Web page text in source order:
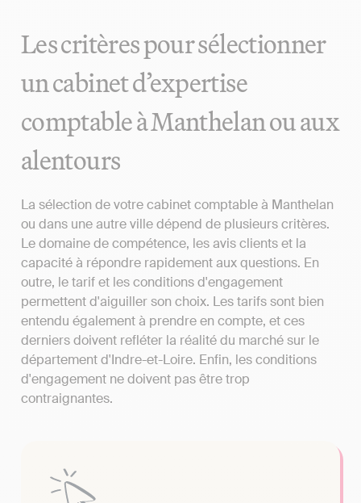
Les critères pour sélectionner
un cabinet d’expertise
comptable à Manthelan ou aux
alentours
La sélection de votre cabinet comptable à Manthelan
ou dans une autre ville dépend de plusieurs critères.
Le domaine de compétence, les avis clients et la
capacité à répondre rapidement aux questions. En
outre, le tarif et les conditions d'engagement
permettent d'aiguiller son choix. Les tarifs sont bien
entendu également à prendre en compte, et ces
derniers doivent refléter la réalité du marché sur le
département d'Indre-et-Loire. Enfin, les conditions
d'engagement ne doivent pas être trop
contraignantes.